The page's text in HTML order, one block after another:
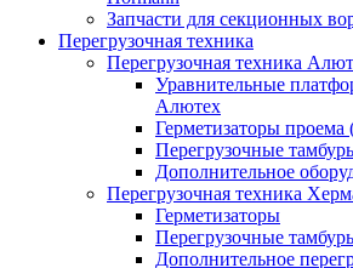
Запчасти для секционных
Перегрузочная техника
Перегрузочная техника
Уравнительные
Алютех
Герметизаторы
Перегрузочные
Дополнительное
Перегрузочная техника
Герметизаторы
Перегрузочные
Дополнительное